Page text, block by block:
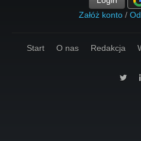
Załóż konto /
Start O nas Redakcja